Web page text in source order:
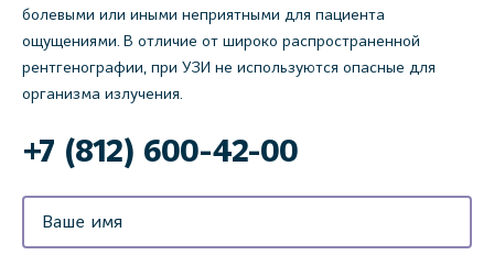
болевыми или иными неприятными для пациента
ощущениями. В отличие от широко распространенной
рентгенографии, при УЗИ не используются опасные для
организма излучения.
‌+7 (812) 600-42-00